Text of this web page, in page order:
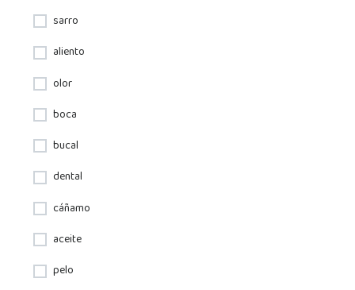
sarro
aliento
olor
boca
bucal
dental
cáñamo
aceite
pelo